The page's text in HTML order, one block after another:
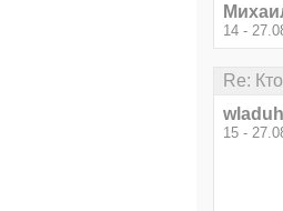
14 -
Re:
15 -